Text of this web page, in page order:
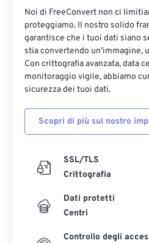
Noi di FreeConvert non ci
proteggiamo. Il nostro solido
garantisce che i tuoi dati siano
stia convertendo un'immagine,
Con crittografia avanzata, data
monitoraggio vigile, abbiamo
sicurezza dei tuoi dati.
Scopri di più sul nostro
SSL/TLS
Crittografia
Dati protetti
Centri
Controllo degli